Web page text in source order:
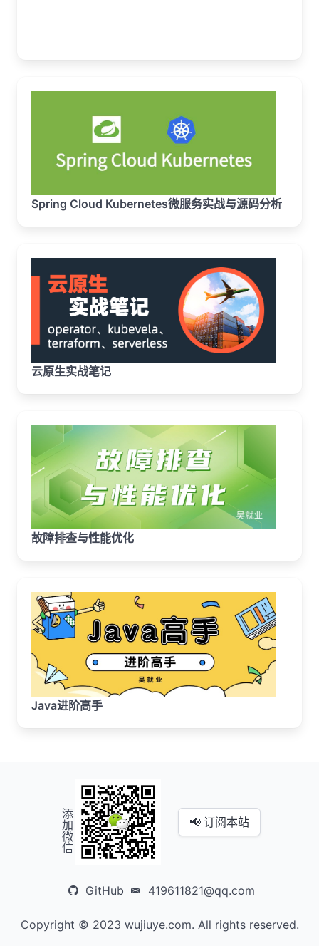
Spring Cloud Kubernetes微服务实战与源码分析
云原生实战笔记
故障排查与性能优化
Java进阶高手
添加微信 📢 订阅本站
GitHub 419611821@qq.com
Copyright © 2023 wujiuye.com. All rights reserved.